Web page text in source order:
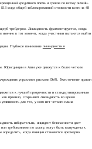
кредитного плеча и сроков по всему ончейн-
млрд общей заблокированной стоимости всего за 48
трейдерам. Ликвидность фрагментируется, когда
именно в тот момент, когда участники пытаются выйти
Глубокое понимание ликвидности в
Юрисдикции в Азии уже движутся к более четким
управляют рисками DeFi. Ужесточение правил
к лучшей прозрачности и стандартизированным
правило, сохраняют ликвидность во время
для тех, у кого нет четкого плана
избирательна, инцидент безопасности дает
требованиями по залогу, могут быть вынуждены к
определить, когда позиции становятся чрезмерно